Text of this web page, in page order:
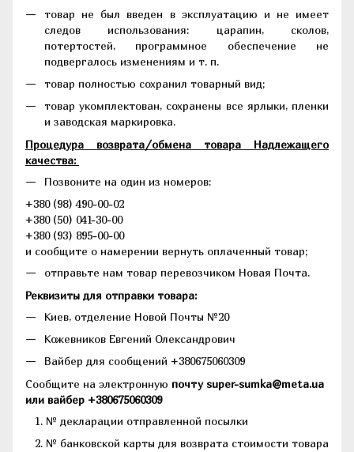
товар не был введен в эксплуатацию и не имеет
следов использования: царапин, сколов,
потертостей, программное обеспечение не
подвергалось изменениям и т. п.
товар полностью сохранил товарный вид;
товар укомплектован, сохранены все ярлыки, пленки
и заводская маркировка.
Процедура возврата/обмена товара Надлежащего
качества:
Позвоните на один из номеров:
+380 (98) 490-00-02
+380 (50) 041-30-00
+380 (93) 895-00-00
и сообщите о намерении вернуть оплаченный товар;
отправьте нам товар перевозчиком Новая Почта.
Реквизиты для отправки товара:
Киев, отделение Новой Почты №20
Кожевников Евгений Олександрович
Вайбер для сообщений +380675060309
Сообщите на электронную почту super-sumka@meta.ua
или вайбер +380675060309
№ декларации отправленной посылки
№ банковской карты для возврата стоимости товара